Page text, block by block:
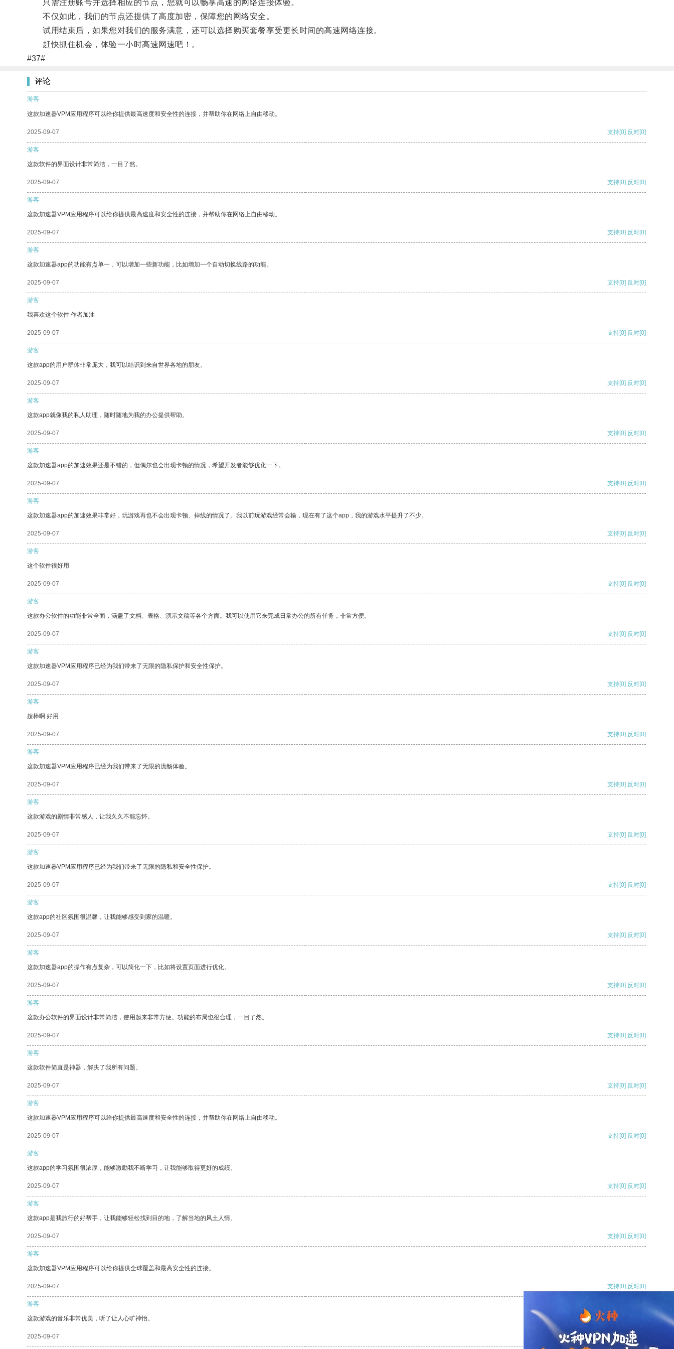
只需注册账号并选择相应的节点，您就可以畅享高速的网络连接体验。
不仅如此，我们的节点还提供了高度加密，保障您的网络安全。
试用结束后，如果您对我们的服务满意，还可以选择购买套餐享受更长时间的高速网络连接。
赶快抓住机会，体验一小时高速网速吧！。
#37#
评论
游客
这款加速器VPM应用程序可以给你提供最高速度和安全性的连接，并帮助你在网络上自由移动。
2025-09-07 支持[0] 反对[0]
游客
这款软件的界面设计非常简洁，一目了然。
2025-09-07 支持[0] 反对[0]
游客
这款加速器VPM应用程序可以给你提供最高速度和安全性的连接，并帮助你在网络上自由移动。
2025-09-07 支持[0] 反对[0]
游客
这款加速器app的功能有点单一，可以增加一些新功能，比如增加一个自动切换线路的功能。
2025-09-07 支持[0] 反对[0]
游客
我喜欢这个软件 作者加油
2025-09-07 支持[0] 反对[0]
游客
这款app的用户群体非常庞大，我可以结识到来自世界各地的朋友。
2025-09-07 支持[0] 反对[0]
游客
这款app就像我的私人助理，随时随地为我的办公提供帮助。
2025-09-07 支持[0] 反对[0]
游客
这款加速器app的加速效果还是不错的，但偶尔也会出现卡顿的情况，希望开发者能够优化一下。
2025-09-07 支持[0] 反对[0]
游客
这款加速器app的加速效果非常好，玩游戏再也不会出现卡顿、掉线的情况了。我以前玩游戏经常会输，现在有了这个app，我的游戏水平提升了不少。
2025-09-07 支持[0] 反对[0]
游客
这个软件很好用
2025-09-07 支持[0] 反对[0]
游客
这款办公软件的功能非常全面，涵盖了文档、表格、演示文稿等各个方面。我可以使用它来完成日常办公的所有任务，非常方便。
2025-09-07 支持[0] 反对[0]
游客
这款加速器VPM应用程序已经为我们带来了无限的隐私保护和安全性保护。
2025-09-07 支持[0] 反对[0]
游客
超棒啊 好用
2025-09-07 支持[0] 反对[0]
游客
这款加速器VPM应用程序已经为我们带来了无限的流畅体验。
2025-09-07 支持[0] 反对[0]
游客
这款游戏的剧情非常感人，让我久久不能忘怀。
2025-09-07 支持[0] 反对[0]
游客
这款加速器VPM应用程序已经为我们带来了无限的隐私和安全性保护。
2025-09-07 支持[0] 反对[0]
游客
这款app的社区氛围很温馨，让我能够感受到家的温暖。
2025-09-07 支持[0] 反对[0]
游客
这款加速器app的操作有点复杂，可以简化一下，比如将设置页面进行优化。
2025-09-07 支持[0] 反对[0]
游客
这款办公软件的界面设计非常简洁，使用起来非常方便。功能的布局也很合理，一目了然。
2025-09-07 支持[0] 反对[0]
游客
这款软件简直是神器，解决了我所有问题。
2025-09-07 支持[0] 反对[0]
游客
这款加速器VPM应用程序可以给你提供最高速度和安全性的连接，并帮助你在网络上自由移动。
2025-09-07 支持[0] 反对[0]
游客
这款app的学习氛围很浓厚，能够激励我不断学习，让我能够取得更好的成绩。
2025-09-07 支持[0] 反对[0]
游客
这款app是我旅行的好帮手，让我能够轻松找到目的地，了解当地的风土人情。
2025-09-07 支持[0] 反对[0]
游客
这款加速器VPM应用程序可以给你提供全球覆盖和最高安全性的连接。
2025-09-07 支持[0] 反对[0]
游客
这款游戏的音乐非常优美，听了让人心旷神怡。
2025-09-07 支持[0] 反对